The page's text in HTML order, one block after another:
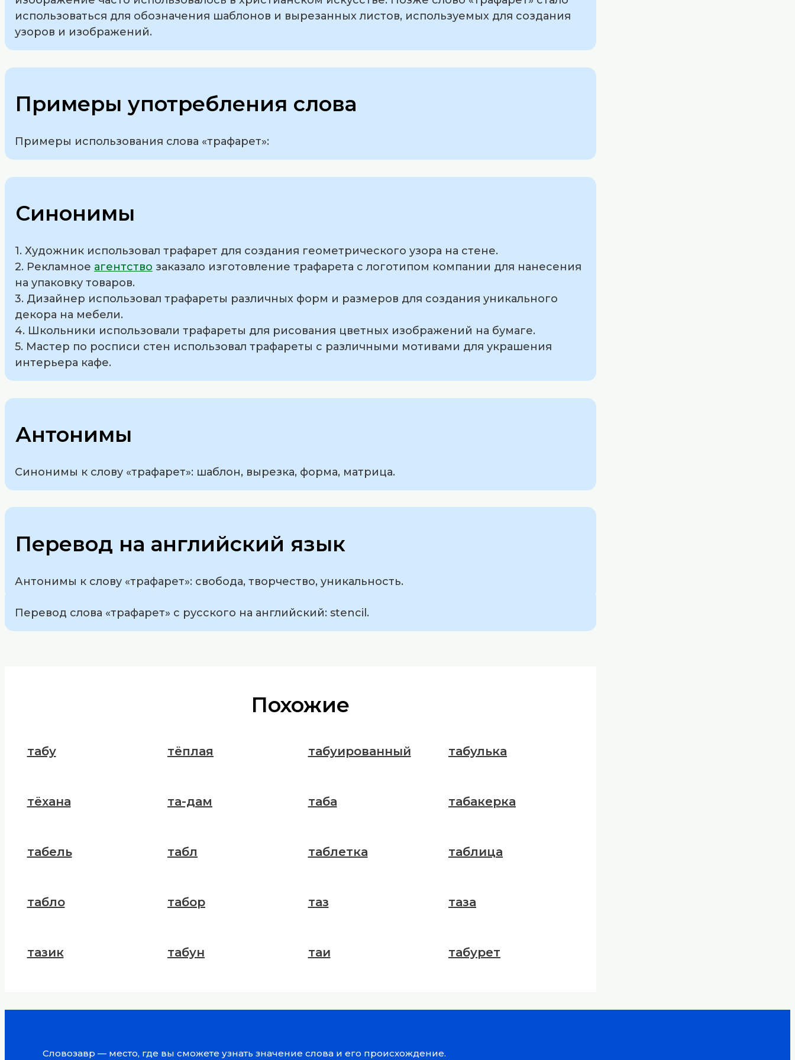
использоваться для обозначения шаблонов и вырезанных листов, используемых для создания
узоров и изображений.
Примеры употребления слова
Примеры использования слова «трафарет»:
Синонимы
1. Художник использовал трафарет для создания геометрического узора на стене.
2. Рекламное агентство заказало изготовление трафарета с логотипом компании для нанесения
на упаковку товаров.
3. Дизайнер использовал трафареты различных форм и размеров для создания уникального
декора на мебели.
4. Школьники использовали трафареты для рисования цветных изображений на бумаге.
5. Мастер по росписи стен использовал трафареты с различными мотивами для украшения
интерьера кафе.
Антонимы
Синонимы к слову «трафарет»: шаблон, вырезка, форма, матрица.
Перевод на английский язык
Антонимы к слову «трафарет»: свобода, творчество, уникальность.
Перевод слова «трафарет» с русского на английский: stencil.
Похожие
табу тёплая табуированный табулька
тёхана та-дам таба табакерка
табель табл таблетка таблица
табло табор таз таза
тазик табун таи табурет
Словозавр — место, где вы сможете узнать значение слова и его происхождение.